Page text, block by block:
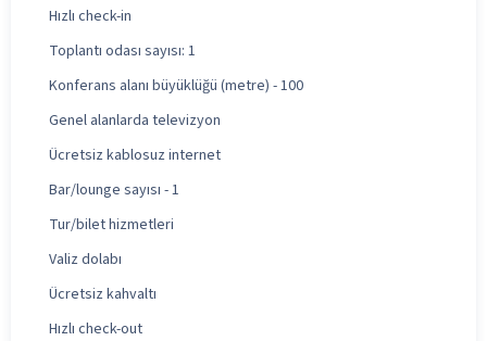
Hızlı check-in
Toplantı odası sayısı: 1
Konferans alanı büyüklüğü (metre) - 100
Genel alanlarda televizyon
Ücretsiz kablosuz internet
Bar/lounge sayısı - 1
Tur/bilet hizmetleri
Valiz dolabı
Ücretsiz kahvaltı
Hızlı check-out